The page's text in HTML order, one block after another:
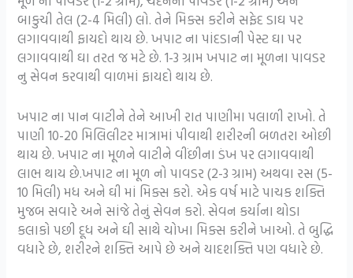
બાકુચી તેલ (2-4 મિલી) લો. તેને મિક્સ કરીને સફેદ ડાઘ પર
લગાવવાથી ફાયદો થાય છે. ખપાટ ના પાંદડાની પેસ્ટ ઘા પર
લગાવવાથી ઘા તરત જ મટે છે. 1-3 ગ્રામ ખપાટ ના મૂળના પાવડર
નુ સેવન કરવાથી વાળમાં ફાયદો થાય છે.
ખપાટ ના પાન વાટીને તેને આખી રાત પાણીમા પલાળી રાખો. તે
પાણી 10-20 મિલિલીટર માત્રામાં પીવાથી શરીરની બળતરા ઓછી
થાય છે. ખપાટ ના મૂળને વાટીને વીંછીના ડંખ પર લગાવવાથી
લાભ થાય છે.ખપાટ ના મૂળ નો પાવડર (2-3 ગ્રામ) અથવા રસ (5-
10 મિલી) મધ અને ઘી માં મિક્સ કરો. એક વર્ષ માટે પાચક શક્તિ
મુજબ સવારે અને સાંજે તેનું સેવન કરો. સેવન કર્યાના થોડા
કલાકો પછી દૂધ અને ઘી સાથે ચોખા મિક્સ કરીને ખાઓ. તે બુદ્ધિ
વધારે છે, શરીરને શક્તિ આપે છે અને યાદશક્તિ પણ વધારે છે.